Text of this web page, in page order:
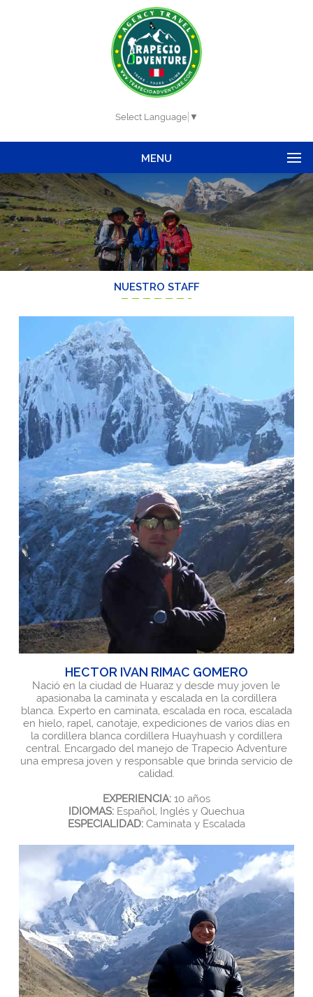
Select Language ▼
MENU
NUESTRO STAFF
HECTOR IVAN RIMAC GOMERO
Nació en la ciudad de Huaraz y desde muy joven le
apasionaba la caminata y escalada en la cordillera
blanca. Experto en caminata, escalada en roca, escalada
en hielo, rapel, canotaje, expediciones de varios días en
la cordillera blanca cordillera Huayhuash y cordillera
central. Encargado del manejo de Trapecio Adventure
una empresa joven y responsable que brinda servicio de
calidad.
EXPERIENCIA:10 años
IDIOMAS:Español, Inglés y Quechua
ESPECIALIDAD:Caminata y Escalada